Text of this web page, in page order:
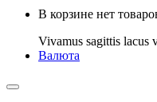
В корзине нет
Vivamus sagittis lacus
Валюта